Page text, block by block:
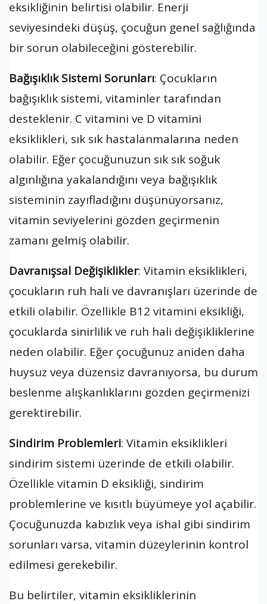
eksikliğinin belirtisi olabilir. Enerji
seviyesindeki düşüş, çocuğun genel sağlığında
bir sorun olabileceğini gösterebilir.
Bağışıklık Sistemi Sorunları: Çocukların
bağışıklık sistemi, vitaminler tarafından
desteklenir. C vitamini ve D vitamini
eksiklikleri, sık sık hastalanmalarına neden
olabilir. Eğer çocuğunuzun sık sık soğuk
algınlığına yakalandığını veya bağışıklık
sisteminin zayıfladığını düşünüyorsanız,
vitamin seviyelerini gözden geçirmenin
zamanı gelmiş olabilir.
Davranışsal Değişiklikler: Vitamin eksiklikleri,
çocukların ruh hali ve davranışları üzerinde de
etkili olabilir. Özellikle B12 vitamini eksikliği,
çocuklarda sinirlilik ve ruh hali değişikliklerine
neden olabilir. Eğer çocuğunuz aniden daha
huysuz veya düzensiz davranıyorsa, bu durum
beslenme alışkanlıklarını gözden geçirmenizi
gerektirebilir.
Sindirim Problemleri: Vitamin eksiklikleri
sindirim sistemi üzerinde de etkili olabilir.
Özellikle vitamin D eksikliği, sindirim
problemlerine ve kısıtlı büyümeye yol açabilir.
Çocuğunuzda kabızlık veya ishal gibi sindirim
sorunları varsa, vitamin düzeylerinin kontrol
edilmesi gerekebilir.
Bu belirtiler, vitamin eksikliklerinin